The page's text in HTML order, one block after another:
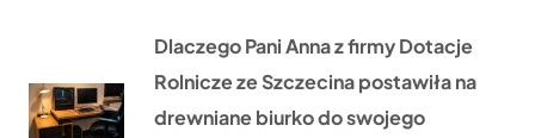
Dlaczego Pani Anna z firmy Dotacje
Rolnicze ze Szczecina postawiła na
drewniane biurko do swojego